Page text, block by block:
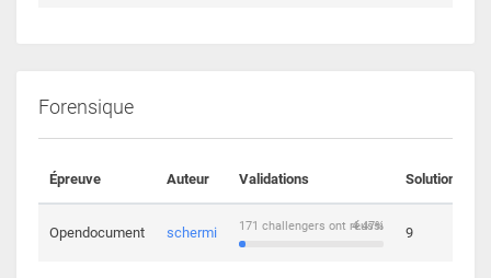
Forensique
Épreuve Auteur Validations Solutions
Opendocument schermi 4.47%
171 challengers ont réussi 9